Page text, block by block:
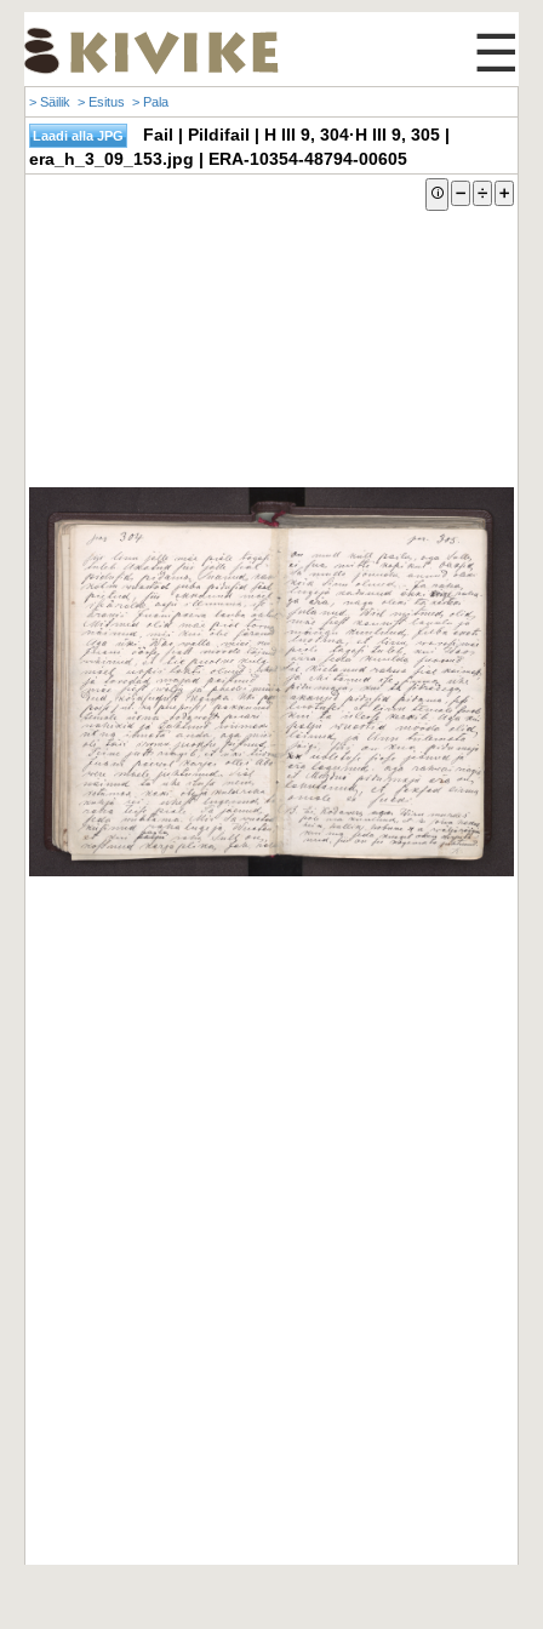
☰
> Säilik > Esitus > Pala
Fail | Pildifail | H III 9, 304·H III 9, 305 |
era_h_3_09_153.jpg | ERA-10354-48794-00605